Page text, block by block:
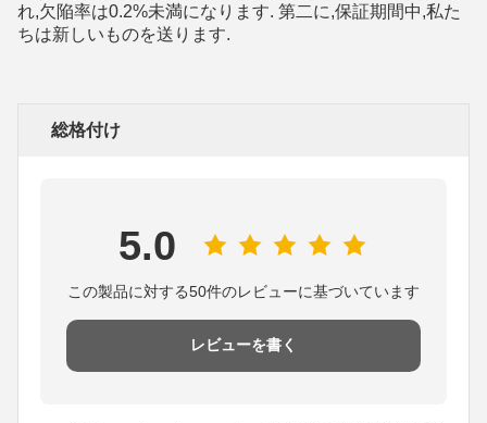
れ,欠陥率は0.2%未満になります. 第二に,保証期間中,私た
ちは新しいものを送ります.
総格付け
5.0
この製品に対する50件のレビューに基づいています
レビューを書く